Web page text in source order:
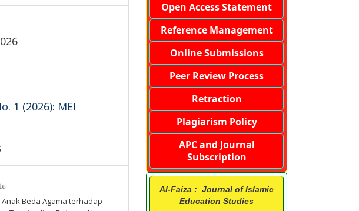
1 (2026): MEI
Beda Agama terhadap
Open Access Statement
Reference Management
Online Submissions
Peer Review Process
Retraction
Plagiarism Policy
APC and Journal
Subscription
Al-Faiza : Journal of Islamic
Education Studies